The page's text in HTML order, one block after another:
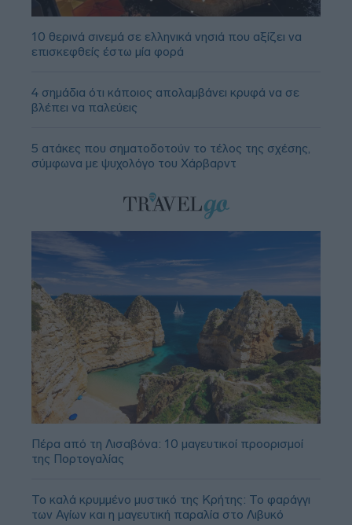
10 θερινά σινεμά σε ελληνικά νησιά που αξίζει να
επισκεφθείς έστω μία φορά
4 σημάδια ότι κάποιος απολαμβάνει κρυφά να σε
βλέπει να παλεύεις
5 ατάκες που σηματοδοτούν το τέλος της σχέσης,
σύμφωνα με ψυχολόγο του Χάρβαρντ
Πέρα από τη Λισαβόνα: 10 μαγευτικοί προορισμοί
της Πορτογαλίας
Το καλά κρυμμένο μυστικό της Κρήτης: Το φαράγγι
των Αγίων και η μαγευτική παραλία στο Λιβυκό